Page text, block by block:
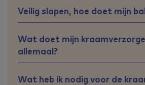
Veilig slapen, hoe doet mijn
Wat doet mijn
allemaal?
Wat heb ik nodig voor de